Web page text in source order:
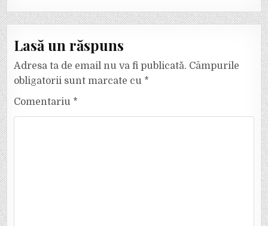
Lasă un răspuns
Adresa ta de email nu va fi publicată. Câmpurile
obligatorii sunt marcate cu *
Comentariu *